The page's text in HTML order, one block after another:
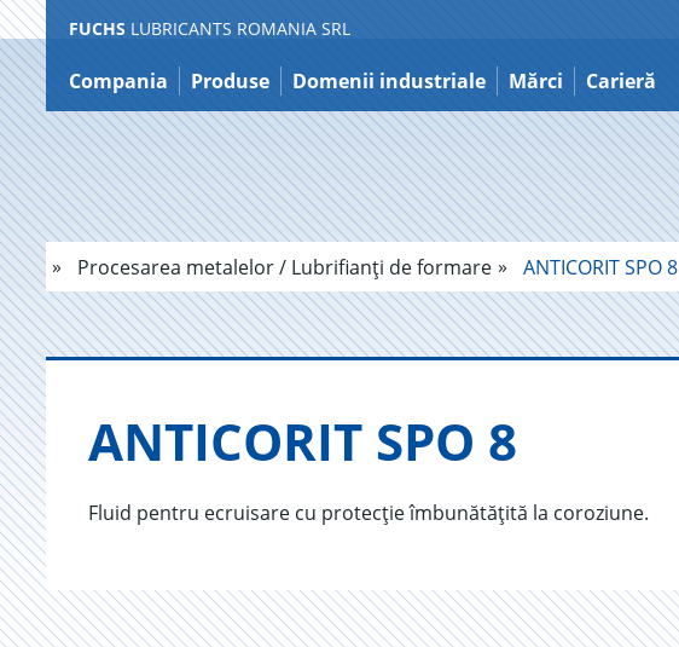
Sărire
la
conținut
FUCHS LUBRICANTS ROMANIA SRL
Compania Produse Domenii industriale Mărci Carieră
Procesarea metalelor / Lubrifianți de formare ANTICORIT SPO 8
AN­TI­CO­RIT SPO 8
Fluid pentru ecruisare cu protecție îmbunătățită la coroziune.